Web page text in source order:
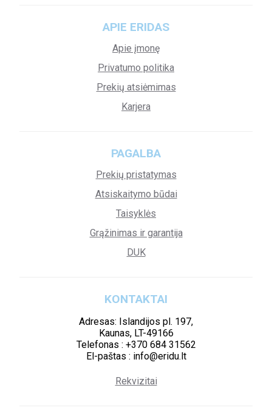
APIE ERIDAS
Apie įmonę
Privatumo politika
Prekių atsiėmimas
Karjera
PAGALBA
Prekių pristatymas
Atsiskaitymo būdai
Taisyklės
Grąžinimas ir garantija
DUK
KONTAKTAI
Adresas: Islandijos pl. 197,
Kaunas, LT-49166
Telefonas : +370 684 31562
El-paštas : info@eridu.lt
Rekvizitai